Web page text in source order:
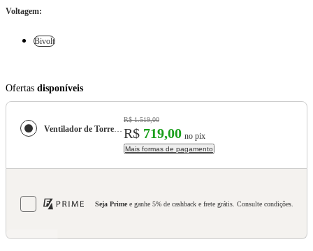
Voltagem:
Bivolt
Ofertas disponíveis
Ventilador de Torre Smart Air Bladeless Azul Escuro - VTB180A3
R$ 1.519,00
R$ 719,00 no pix
Mais formas de pagamento
Seja Prime e ganhe 5% de cashback e frete grátis. Consulte condições.